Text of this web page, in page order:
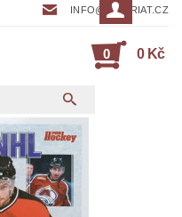
INFO@EKVARIAT.CZ
0 0 Kč